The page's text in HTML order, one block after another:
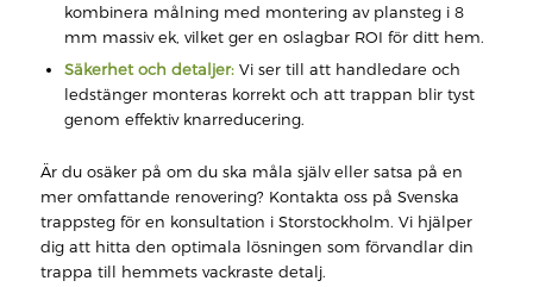
kombinera målning med montering av plansteg i 8
mm massiv ek, vilket ger en oslagbar ROI för ditt hem.
Säkerhet och detaljer:Vi ser till att handledare och
ledstänger monteras korrekt och att trappan blir tyst
genom effektiv knarreducering.
Är du osäker på om du ska måla själv eller satsa på en
mer omfattande renovering? Kontakta oss på Svenska
trappsteg för en konsultation i Storstockholm. Vi hjälper
dig att hitta den optimala lösningen som förvandlar din
trappa till hemmets vackraste detalj.